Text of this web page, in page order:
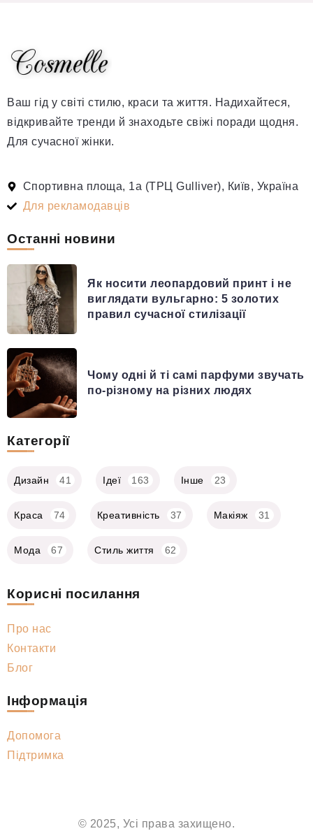
Ваш гід у світі стилю, краси та життя. Надихайтеся,
відкривайте тренди й знаходьте свіжі поради щодня.
Для сучасної жінки.
Спортивна площа, 1а (ТРЦ Gulliver), Київ, Україна
Для рекламодавців
Останні новини
Як носити леопардовий принт і не
виглядати вульгарно: 5 золотих
правил сучасної стилізації
Чому одні й ті самі парфуми звучать
по-різному на різних людях
Категорії
Дизайн 41 Ідеї 163 Інше 23
Краса 74 Креативність 37 Макіяж 31
Мода 67 Стиль життя 62
Корисні посилання
Про нас
Контакти
Блог
Інформація
Допомога
Підтримка
© 2025, Усі права захищено.